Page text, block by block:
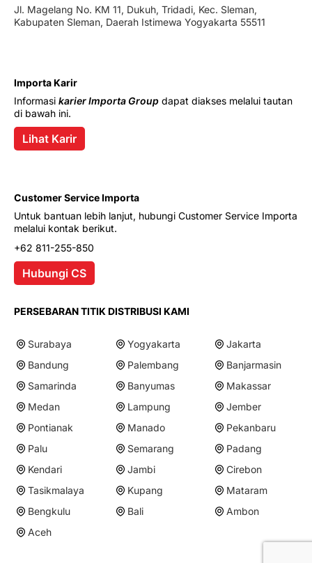
Jl. Magelang No. KM 11, Dukuh, Tridadi, Kec. Sleman,
Kabupaten Sleman, Daerah Istimewa Yogyakarta 55511
Importa Karir
Informasi karier Importa Group dapat diakses melalui tautan
di bawah ini.
Lihat Karir
Customer Service Importa
Untuk bantuan lebih lanjut, hubungi Customer Service Importa
melalui kontak berikut.
+62 811-255-850
Hubungi CS
PERSEBARAN TITIK DISTRIBUSI KAMI
Surabaya Yogyakarta
Jakarta
Bandung
Palembang
Banjarmasin
Samarinda
Banyumas
Makassar
Medan
Lampung
Jember
Pontianak
Manado
Pekanbaru
Palu
Semarang
Padang
Kendari
Jambi
Cirebon
Tasikmalaya
Kupang
Mataram
Bengkulu
Bali
Ambon
Aceh